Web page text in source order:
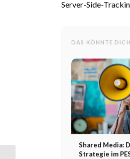
Server-Side-
DAS KÖNNTE
Shared Media:
Strategie im